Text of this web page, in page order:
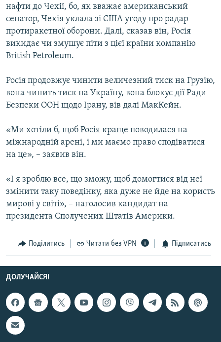
КРИМ РЕАЛІЇ
РУС
УКР
КТАТ
ДОЛУЧАЙСЯ!
Усі сайти RFE/RL
нафти до Чехії, бо, як вважає американський
сенатор, Чехія уклала зі США угоду про радар
протиракетної оборони. Далі, сказав він, Росія
викидає чи змушує піти з цієї країни компанію
British Petroleum.
Росія продовжує чинити величезний тиск на Грузію,
вона чинить тиск на Україну, вона блокує дії Ради
Безпеки ООН щодо Ірану, вів далі МакКейн.
«Ми хотіли б, щоб Росія краще поводилася на
міжнародній арені, і ми маємо право сподіватися
на це», – заявив він.
«І я зроблю все, що зможу, щоб домогтися від неї
змінити таку поведінку, яка дуже не йде на користь
мирові у світі», – наголосив кандидат на
президента Сполучених Штатів Америки.
Поділитись Читати без VPN Підписатись
ДОЛУЧАЙСЯ!